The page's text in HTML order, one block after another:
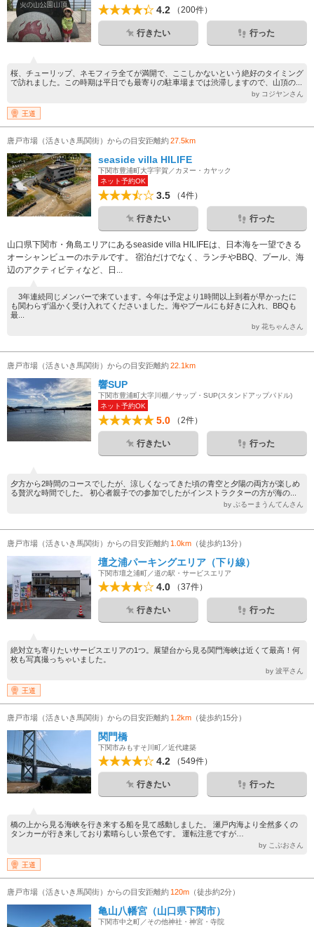
4.2 （200件）
行きたい 行った
桜、チューリップ、ネモフィラ全てが満開で、ここしかないという絶好のタイミング
で訪れました。この時期は平日でも最寄りの駐車場までは渋滞しますので、山頂の...
by コジヤンさん
王道
唐戸市場（活きいき馬関街）からの目安距離約27.5km
seaside villa HILIFE
下関市豊浦町大字宇賀／カヌー・カヤック
ネット予約OK
3.5 （4件）
行きたい 行った
山口県下関市・角島エリアにあるseaside villa HILIFEは、日本海を一望できる
オーシャンビューのホテルです。 宿泊だけでなく、ランチやBBQ、プール、海
辺のアクティビティなど、日...
3年連続同じメンバーで来ています。今年は予定より1時間以上到着が早かったに
も関わらず温かく受け入れてくださいました。海やプールにも好きに入れ、BBQも
最...
by 花ちゃんさん
唐戸市場（活きいき馬関街）からの目安距離約22.1km
響SUP
下関市豊浦町大字川棚／サップ・SUP(スタンドアップパドル)
ネット予約OK
5.0 （2件）
行きたい 行った
夕方から2時間のコースでしたが、涼しくなってきた頃の青空と夕陽の両方が楽しめ
る贅沢な時間でした。 初心者親子での参加でしたがインストラクターの方が海の...
by ぶるーまうんてんさん
唐戸市場（活きいき馬関街）からの目安距離約 1.0km （徒歩約13分）
壇之浦パーキングエリア（下り線）
下関市壇之浦町／道の駅・サービスエリア
4.0 （37件）
行きたい 行った
絶対立ち寄りたいサービスエリアの1つ。展望台から見る関門海峡は近くて最高！何
枚も写真撮っちゃいました。
by 波平さん
王道
唐戸市場（活きいき馬関街）からの目安距離約 1.2km （徒歩約15分）
関門橋
下関市みもすそ川町／近代建築
4.2 （549件）
行きたい 行った
橋の上から見る海峡を行き来する船を見て感動しました。 瀬戸内海より全然多くの
タンカーが行き来しており素晴らしい景色です。 運転注意ですが…
by こぶおさん
王道
唐戸市場（活きいき馬関街）からの目安距離約 120m （徒歩約2分）
亀山八幡宮（山口県下関市）
下関市中之町／その他神社・神宮・寺院